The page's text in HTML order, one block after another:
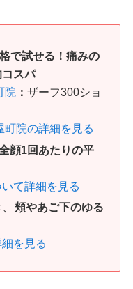
で試せる！痛みの
スパ
院 ：ザーフ300ショ
町院の詳細を見る
顔1回あたりの平
て詳細を見る
、頬やあご下のゆる
を見る